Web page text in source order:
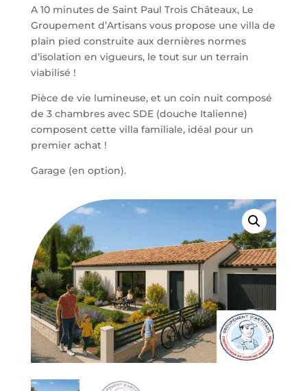
A 10 minutes de Saint Paul Trois Châteaux, Le
Groupement d’Artisans vous propose une villa de
plain pied construite aux dernières normes
d’isolation en vigueurs, le tout sur un terrain
viabilisé !
Pièce de vie lumineuse, et un coin nuit composé
de 3 chambres avec SDE (douche Italienne)
composent cette villa familiale, idéal pour un
premier achat !
Garage (en option).